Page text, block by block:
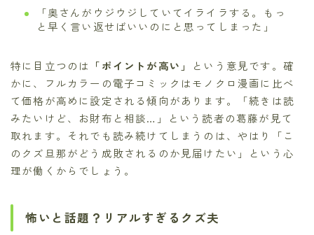
「奥さんがウジウジしていてイライラする。もっ
と早く言い返せばいいのにと思ってしまった」
特に目立つのは 「ポイントが高い」
という意見です。確
かに、フルカラーの電子コミックはモノクロ漫画に比べ
て価格が高めに設定される傾向があります。「続きは読
みたいけど、お財布と相談…」という読者の葛藤が見て
取れます。それでも読み続けてしまうのは、やはり「こ
のクズ旦那がどう成敗されるのか見届けたい」という心
理が働くからでしょう。
怖いと話題？リアルすぎるクズ夫